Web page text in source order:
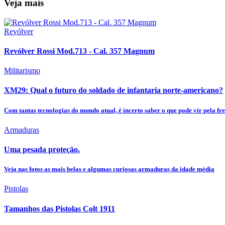
Veja mais
Revólver
Revólver Rossi Mod.713 - Cal. 357 Magnum
Militarismo
XM29: Qual o futuro do soldado de infantaria norte-americano?
Com tantas tecnologias do mundo atual, é incerto saber o que pode vir pela
Armaduras
Uma pesada proteção.
Veja nas fotos as mais belas e algumas curiosas armaduras da idade média
Pistolas
Tamanhos das Pistolas Colt 1911